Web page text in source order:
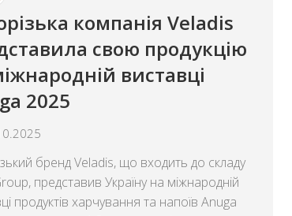
компанія Veladis
свою продукцію
виставці
2025
бренд Veladis, що входить до складу
представив Україну на міжнародній
продуктів харчування та напоїв Anuga